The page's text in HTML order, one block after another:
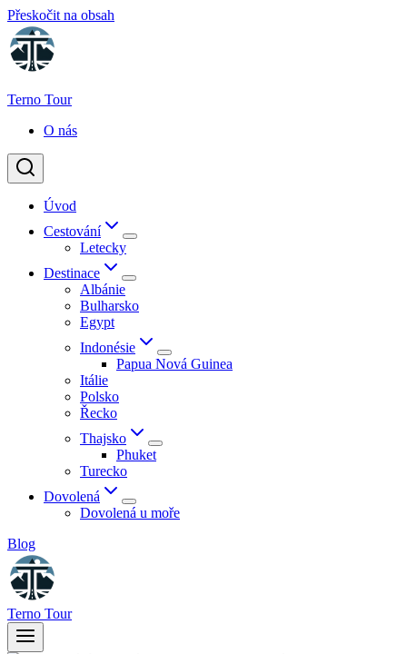
Přeskočit na obsah
Terno Tour
O nás
Úvod
Cestování
Letecky
Destinace
Albánie
Bulharsko
Egypt
Indonésie
Papua Nová Guinea
Itálie
Polsko
Řecko
Thajsko
Phuket
Turecko
Dovolená
Dovolená u moře
Blog
Terno Tour